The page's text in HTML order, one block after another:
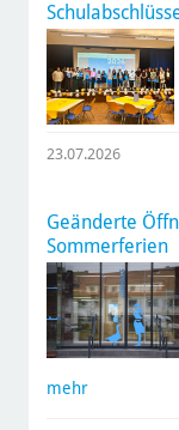
23.07.2026
Geänderte
Sommerferien
mehr